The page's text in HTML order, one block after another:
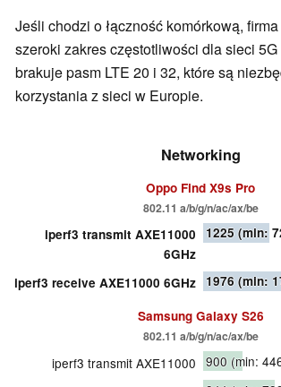
Jeśli chodzi o łączność komórkową,
szeroki zakres częstotliwości dla sieci
brakuje pasm LTE 20 i 32, które są
korzystania z sieci w Europie.
Networking
Oppo Find X9s Pro
802.11 a/​b/​g/​n/​ac/​ax/​be
iperf3 transmit AXE11000
6GHz
1225 (min:
iperf3 receive AXE11000 6GHz 1976 (min:
Samsung Galaxy S26
802.11 a/​b/​g/​n/​ac/​ax/​be
iperf3 transmit AXE11000 900 (min: